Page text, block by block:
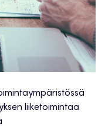
liiketoimintaa